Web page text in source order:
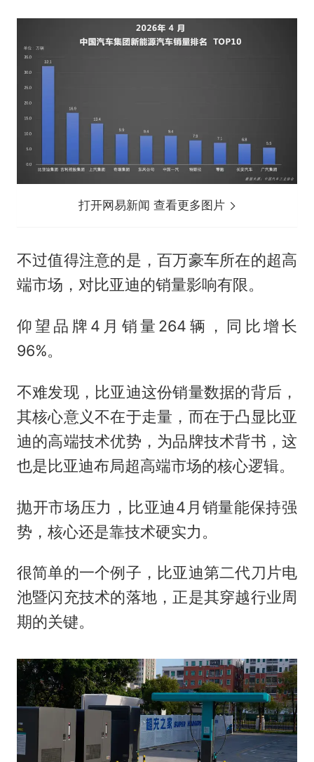
打开网易新闻 查看更多图片
不过值得注意的是，百万豪车所在的超高
端市场，对比亚迪的销量影响有限。
仰望品牌4月销量264辆，同比增长
96%。
不难发现，比亚迪这份销量数据的背后，
其核心意义不在于走量，而在于凸显比亚
迪的高端技术优势，为品牌技术背书，这
也是比亚迪布局超高端市场的核心逻辑。
抛开市场压力，比亚迪4月销量能保持强
势，核心还是靠技术硬实力。
很简单的一个例子，比亚迪第二代刀片电
池暨闪充技术的落地，正是其穿越行业周
期的关键。